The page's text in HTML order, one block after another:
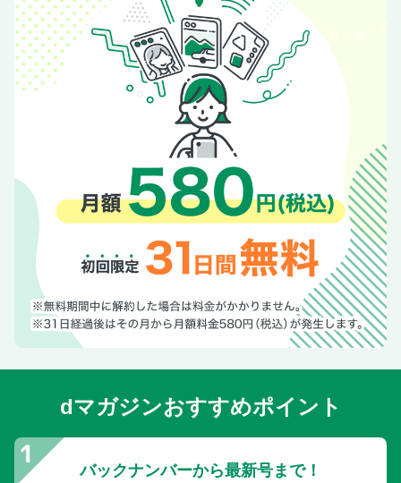
dマガジンおすすめポイント
バックナンバーから最新号まで！